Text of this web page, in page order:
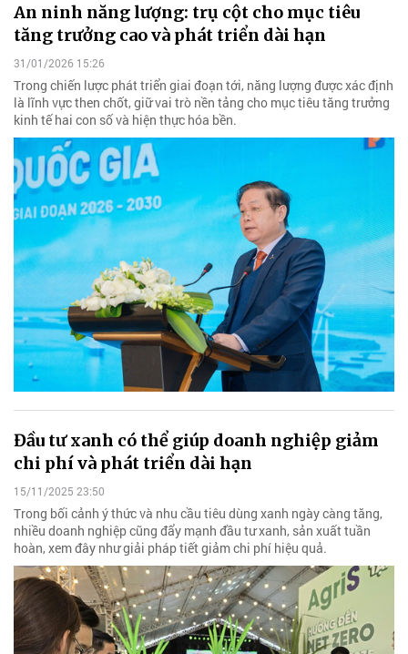
An ninh năng lượng: trụ cột cho mục tiêu
tăng trưởng cao và phát triển dài hạn
31/01/2026 15:26
Trong chiến lược phát triển giai đoạn tới, năng lượng được xác định
là lĩnh vực then chốt, giữ vai trò nền tảng cho mục tiêu tăng trưởng
kinh tế hai con số và hiện thực hóa bền.
Đầu tư xanh có thể giúp doanh nghiệp giảm
chi phí và phát triển dài hạn
15/11/2025 23:50
Trong bối cảnh ý thức và nhu cầu tiêu dùng xanh ngày càng tăng,
nhiều doanh nghiệp cũng đẩy mạnh đầu tư xanh, sản xuất tuần
hoàn, xem đây như giải pháp tiết giảm chi phí hiệu quả.